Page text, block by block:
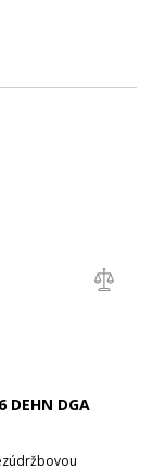
DGA